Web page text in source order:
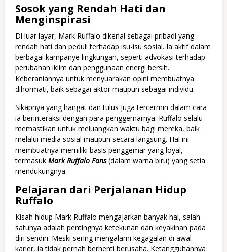
Sosok yang Rendah Hati dan
Menginspirasi
Di luar layar, Mark Ruffalo dikenal sebagai pribadi yang
rendah hati dan peduli terhadap isu-isu sosial. Ia aktif dalam
berbagai kampanye lingkungan, seperti advokasi terhadap
perubahan iklim dan penggunaan energi bersih.
Keberaniannya untuk menyuarakan opini membuatnya
dihormati, baik sebagai aktor maupun sebagai individu.
Sikapnya yang hangat dan tulus juga tercermin dalam cara
ia berinteraksi dengan para penggemarnya. Ruffalo selalu
memastikan untuk meluangkan waktu bagi mereka, baik
melalui media sosial maupun secara langsung. Hal ini
membuatnya memiliki basis penggemar yang loyal,
termasuk Mark Ruffalo Fans(dalam warna biru) yang setia
mendukungnya.
Pelajaran dari Perjalanan Hidup
Ruffalo
Kisah hidup Mark Ruffalo mengajarkan banyak hal, salah
satunya adalah pentingnya ketekunan dan keyakinan pada
diri sendiri. Meski sering mengalami kegagalan di awal
karier, ia tidak pernah berhenti berusaha. Ketangguhannya